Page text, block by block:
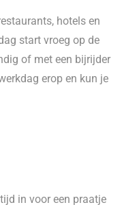
hotels en
start vroeg op de
of met een bijrijder
erop en kun je
in voor een praatje